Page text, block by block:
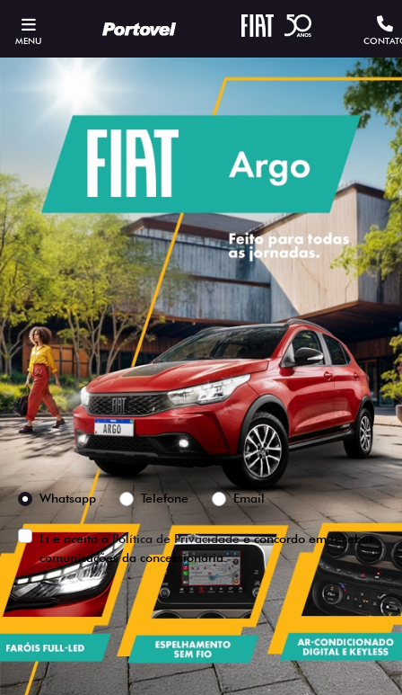
MENU
ESTOU INTERESSADO
Versão escolhida
Preferência de contato:
Whatsapp
Telefone Email
Li e aceito aPolítica de Privacidadee concordo em receber
comunicações da concessionária.
ENTRAR EM CONTATO